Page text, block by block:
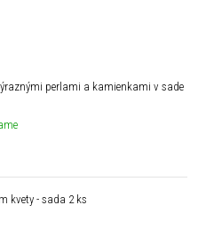
perlami a kamienkami v sade
kvety - sada 2 ks